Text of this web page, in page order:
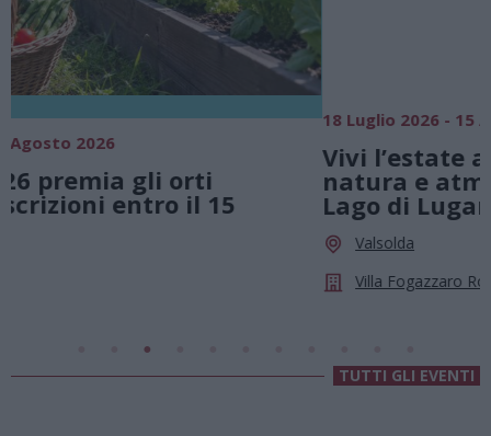
18 Luglio 2026 - 15 Agosto 2026
Vivi l’estate a Villa Fogazzaro Roi. Tra
natura e atmosfere senza tempo sul
Lago di Lugano
TUTTI GLI EVENTI